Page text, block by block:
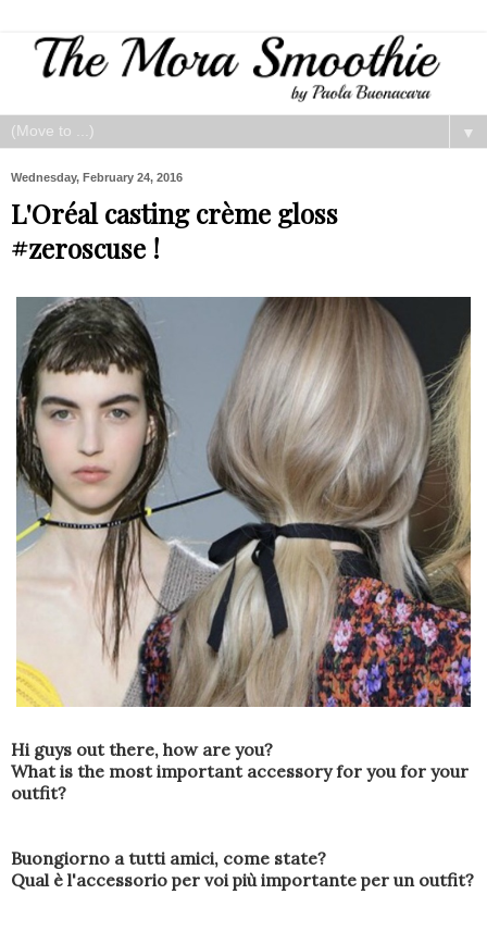
▼
Wednesday, February 24, 2016
L'Oréal casting crème gloss
#zeroscuse !
Hi guys out there, how are you?
What is the most important accessory for you for your
outfit?
Buongiorno a tutti amici, come state?
Qual è l'accessorio per voi più importante per un outfit?